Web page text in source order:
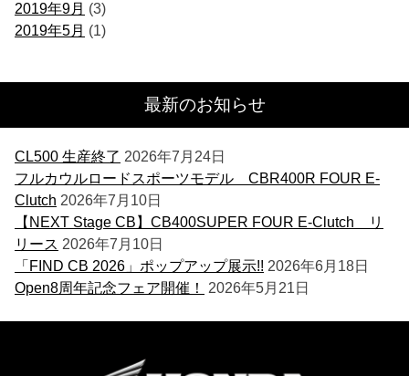
2019年9月 (3)
2019年5月 (1)
最新のお知らせ
CL500 生産終了 2026年7月24日
フルカウルロードスポーツモデル CBR400R FOUR E-
Clutch 2026年7月10日
【NEXT Stage CB】CB400SUPER FOUR E-Clutch リ
リース 2026年7月10日
「FIND CB 2026」ポップアップ展示!! 2026年6月18日
Open8周年記念フェア開催！
2026年5月21日